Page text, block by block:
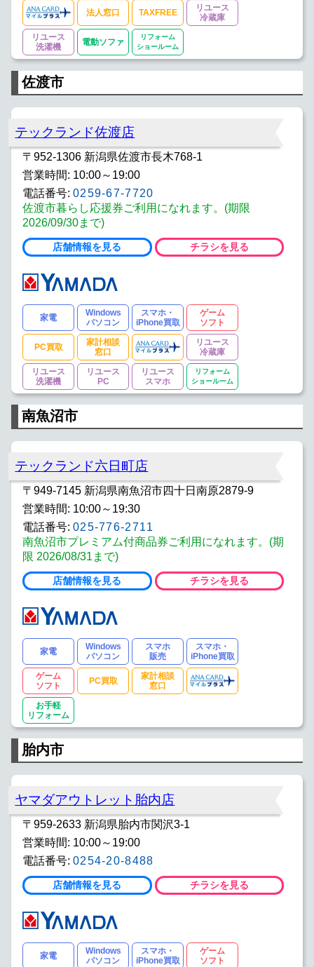
法人窓口 TAXFREE
リユース
冷蔵庫
リユース
洗濯機
電動ソファ
リフォーム
ショールーム
佐渡市
テックランド佐渡店
〒952-1306 新潟県佐渡市長木768-1
営業時間: 10:00～19:00
電話番号: 0259-67-7720
佐渡市暮らし応援券ご利用になれます。(期限
2026/09/30まで)
店舗情報を見る チラシを見る
家電
Windows
パソコン
スマホ・
iPhone買取
ゲーム
ソフト
PC買取
家計相談
窓口
リユース
冷蔵庫
リユース
洗濯機
リユース
PC
リユース
スマホ
リフォーム
ショールーム
南魚沼市
テックランド六日町店
〒949-7145 新潟県南魚沼市四十日南原2879-9
営業時間: 10:00～19:30
電話番号: 025-776-2711
南魚沼市プレミアム付商品券ご利用になれます。(期
限 2026/08/31まで)
店舗情報を見る チラシを見る
家電
Windows
パソコン
スマホ
販売
スマホ・
iPhone買取
ゲーム
ソフト
PC買取
家計相談
窓口
お手軽
リフォーム
胎内市
ヤマダアウトレット胎内店
〒959-2633 新潟県胎内市関沢3-1
営業時間: 10:00～19:00
電話番号: 0254-20-8488
店舗情報を見る チラシを見る
家電
Windows
パソコン
スマホ・
iPhone買取
ゲーム
ソフト